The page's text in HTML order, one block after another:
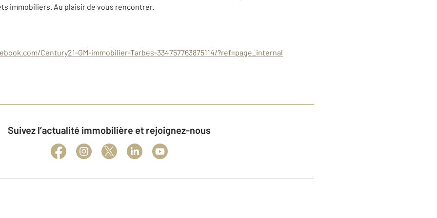
immobiliers. Au plaisir de vous rencontrer.
Century21-GM-immobilier-Tarbes-334757763875114/?ref=page_internal
Suivez l’actualité immobilière et rejoignez-nous